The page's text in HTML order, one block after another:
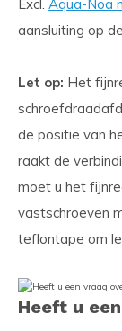
Excl. Aqua-Noa
aansluiting op
Let op: Het
de positie van
raakt de
moet u het
vastschroeven
teflontape om
Heeft u